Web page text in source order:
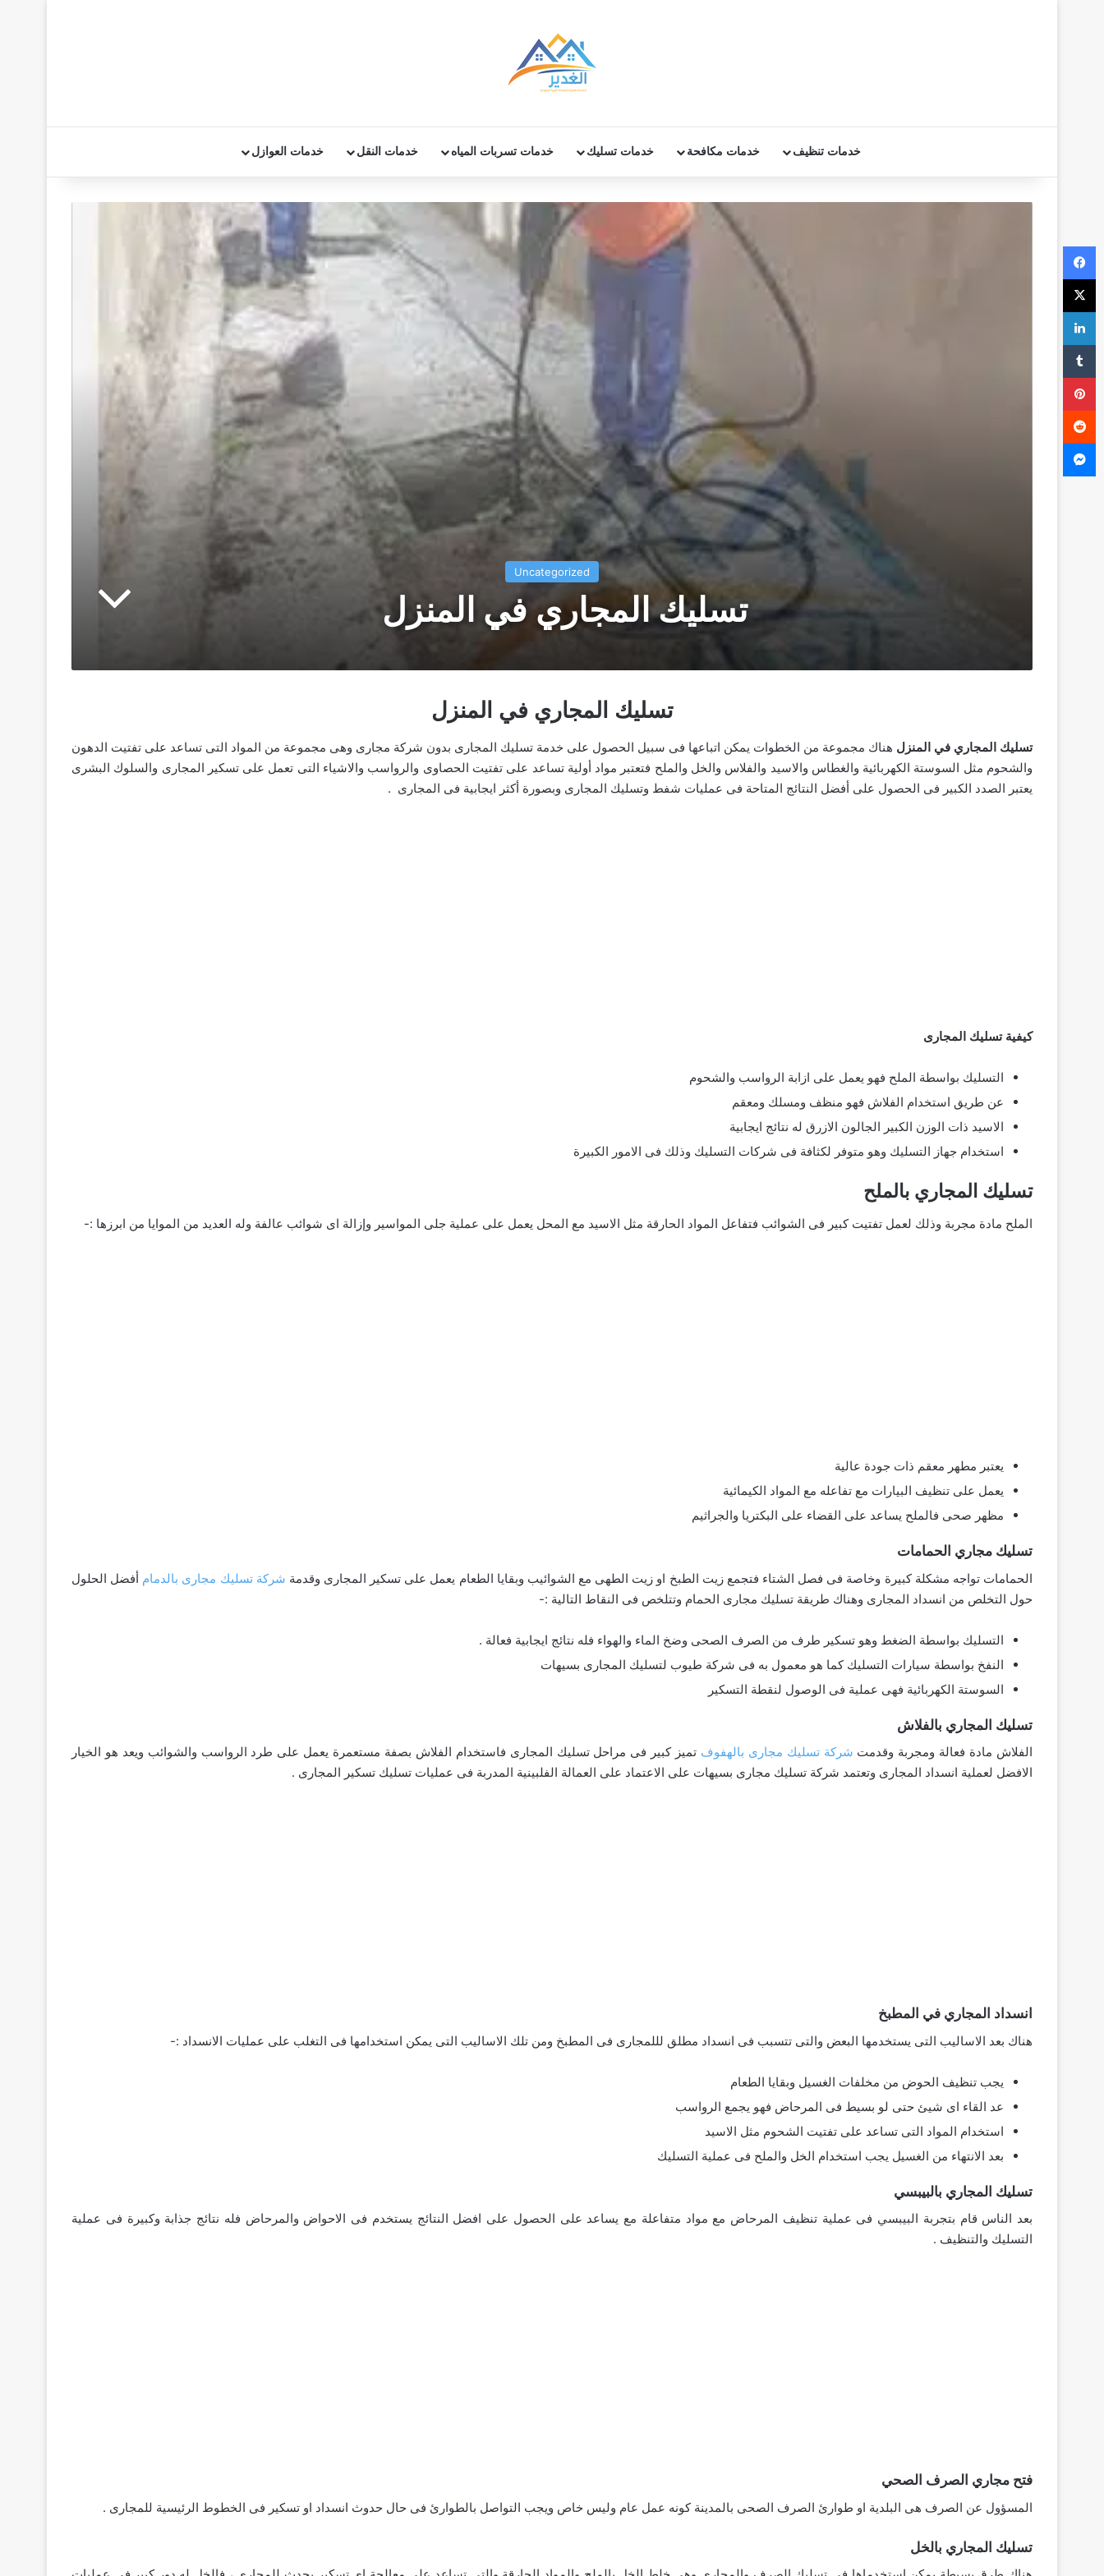
خدمات تنظيف خدمات مكافحة خدمات تسليك خدمات تسربات المياه خدمات النقل خدمات العوازل
Uncategorized
تسليك المجاري في المنزل
تسليك المجاري في المنزل
تسليك المجاري في المنزل هناك مجموعة من الخطوات يمكن اتباعها فى سبيل الحصول على خدمة تسليك المجارى بدون شركة مجارى وهى مجموعة من المواد التى تساعد على تفتيت الدهون
والشحوم مثل السوستة الكهربائية والغطاس والاسيد والفلاس والخل والملح فتعتبر مواد أولية تساعد على تفتيت الحصاوى والرواسب والاشياء التى تعمل على تسكير المجارى والسلوك البشرى
يعتبر الصدد الكبير فى الحصول على أفضل النتائج المتاحة فى عمليات شفط وتسليك المجارى وبصورة أكثر ايجابية فى المجارى .
كيفية تسليك المجارى
التسليك بواسطة الملح فهو يعمل على ازابة الرواسب والشحوم
عن طريق استخدام الفلاش فهو منظف ومسلك ومعقم
الاسيد ذات الوزن الكبير الجالون الازرق له نتائج ايجابية
استخدام جهاز التسليك وهو متوفر لكثافة فى شركات التسليك وذلك فى الامور الكبيرة
تسليك المجاري بالملح
الملح مادة مجربة وذلك لعمل تفتيت كبير فى الشوائب فتفاعل المواد الحارقة مثل الاسيد مع المحل يعمل على عملية جلى المواسير وإزالة اى شوائب عالفة وله العديد من الموايا من ابرزها :-
يعتبر مطهر معقم ذات جودة عالية
يعمل على تنظيف البيارات مع تفاعله مع المواد الكيمائية
مظهر صحى فالملح يساعد على القضاء على البكتريا والجراثيم
تسليك مجاري الحمامات
الحمامات تواجه مشكلة كبيرة وخاصة فى فصل الشتاء فتجمع زيت الطبخ او زيت الطهى مع الشوائيب وبقايا الطعام يعمل على تسكير المجارى وقدمة شركة تسليك مجارى بالدمام أفضل الحلول
حول التخلص من انسداد المجارى وهناك طريقة تسليك مجارى الحمام وتتلخص فى النقاط التالية :-
التسليك بواسطة الضغط وهو تسكير طرف من الصرف الصحى وضخ الماء والهواء فله نتائج ايجابية فعالة .
النفخ بواسطة سيارات التسليك كما هو معمول به فى شركة طيوب لتسليك المجارى بسيهات
السوستة الكهربائية فهى عملية فى الوصول لنقطة التسكير
تسليك المجاري بالفلاش
الفلاش مادة فعالة ومجربة وقدمت شركة تسليك مجارى بالهفوف تميز كبير فى مراحل تسليك المجارى فاستخدام الفلاش بصفة مستعمرة يعمل على طرد الرواسب والشوائب ويعد هو الخيار
الافضل لعملية انسداد المجارى وتعتمد شركة تسليك مجارى بسيهات على الاعتماد على العمالة الفلبينية المدربة فى عمليات تسليك تسكير المجارى .
انسداد المجاري في المطبخ
هناك بعد الاساليب التى يستخدمها البعض والتى تتسبب فى انسداد مطلق لللمجارى فى المطبخ ومن تلك الاساليب التى يمكن استخدامها فى التغلب على عمليات الانسداد :-
يجب تنظيف الحوض من مخلفات الغسيل وبقايا الطعام
عد القاء اى شيئ حتى لو بسيط فى المرحاض فهو يجمع الرواسب
استخدام المواد التى تساعد على تفتيت الشحوم مثل الاسيد
بعد الانتهاء من الغسيل يجب استخدام الخل والملح فى عملية التسليك
تسليك المجاري بالبيبسي
بعد الناس قام بتجربة البيبسي فى عملية تنظيف المرحاض مع مواد متفاعلة مع يساعد على الحصول على افضل النتائج يستخدم فى الاحواض والمرحاض فله نتائج جذابة وكبيرة فى عملية
التسليك والتنظيف .
فتح مجاري الصرف الصحي
المسؤول عن الصرف هى البلدية او طوارئ الصرف الصحى بالمدينة كونه عمل عام وليس خاص ويجب التواصل بالطوارئ فى حال حدوث انسداد او تسكير فى الخطوط الرئيسية للمجارى .
تسليك المجاري بالخل